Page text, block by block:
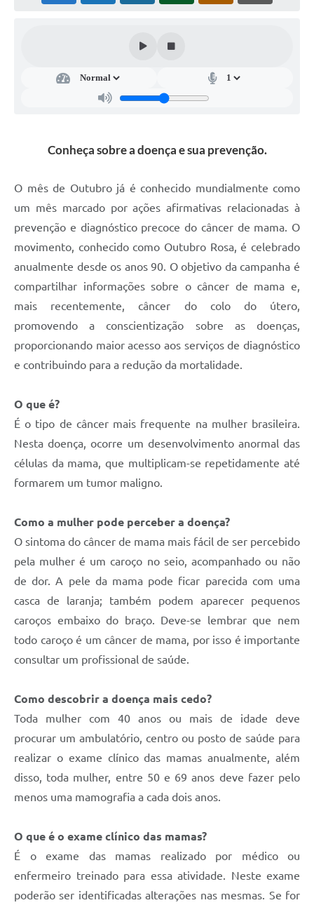
CENTRAL DE ATENDIMENTO
Pré-Cadastro de Vacinação Antirrábica
PGRS Digital
Consulta Pública Eletrônica Lei de Diretrizes Orçamentárias -
LDO - 2025
Concursos
Nota Fiscal Eletrônica
Defesa Civil
Junta de Serviço Militar
NFSE
Conheça sobre a doença e sua prevenção.
O mês de Outubro já é conhecido mundialmente como
um mês marcado por ações afirmativas relacionadas à
prevenção e diagnóstico precoce do câncer de mama. O
movimento, conhecido como Outubro Rosa, é celebrado
anualmente desde os anos 90. O objetivo da campanha é
compartilhar informações sobre o câncer de mama e,
mais recentemente, câncer do colo do útero,
promovendo a conscientização sobre as doenças,
proporcionando maior acesso aos serviços de diagnóstico
e contribuindo para a redução da mortalidade.
O que é?
É o tipo de câncer mais frequente na mulher brasileira.
Nesta doença, ocorre um desenvolvimento anormal das
células da mama, que multiplicam-se repetidamente até
formarem um tumor maligno.
Como a mulher pode perceber a doença?
O sintoma do câncer de mama mais fácil de ser percebido
pela mulher é um caroço no seio, acompanhado ou não
de dor. A pele da mama pode ficar parecida com uma
casca de laranja; também podem aparecer pequenos
caroços embaixo do braço. Deve-se lembrar que nem
todo caroço é um câncer de mama, por isso é importante
consultar um profissional de saúde.
Como descobrir a doença mais cedo?
Toda mulher com 40 anos ou mais de idade deve
procurar um ambulatório, centro ou posto de saúde para
realizar o exame clínico das mamas anualmente, além
disso, toda mulher, entre 50 e 69 anos deve fazer pelo
menos uma mamografia a cada dois anos.
O que é o exame clínico das mamas?
É o exame das mamas realizado por médico ou
enfermeiro treinado para essa atividade. Neste exame
poderão ser identificadas alterações nas mesmas. Se for